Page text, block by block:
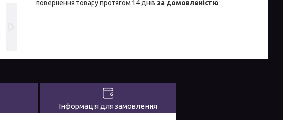
повернення товару протягом 14 днів за домовленістю
Інформація для замовлення